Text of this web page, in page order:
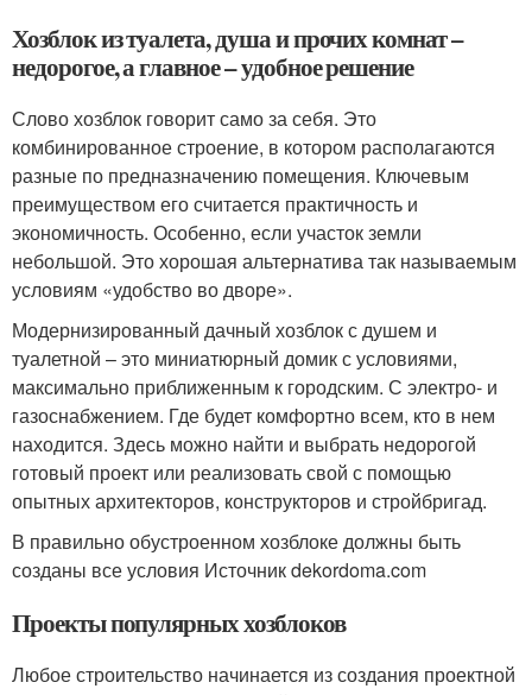
Хозблок из туалета, душа и прочих комнат –
недорогое, а главное – удобное решение
Слово хозблок говорит само за себя. Это
комбинированное строение, в котором располагаются
разные по предназначению помещения. Ключевым
преимуществом его считается практичность и
экономичность. Особенно, если участок земли
небольшой. Это хорошая альтернатива так называемым
условиям «удобство во дворе».
Модернизированный дачный хозблок с душем и
туалетной – это миниатюрный домик с условиями,
максимально приближенным к городским. С электро- и
газоснабжением. Где будет комфортно всем, кто в нем
находится. Здесь можно найти и выбрать недорогой
готовый проект или реализовать свой с помощью
опытных архитекторов, конструкторов и стройбригад.
В правильно обустроенном хозблоке должны быть
созданы все условия Источник dekordoma.com
Проекты популярных хозблоков
Любое строительство начинается из создания проектной